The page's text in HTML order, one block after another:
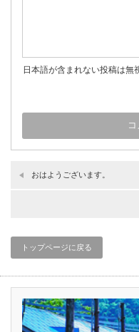
日本語が含まれない投稿は無
おはようございます。
トップページに戻る